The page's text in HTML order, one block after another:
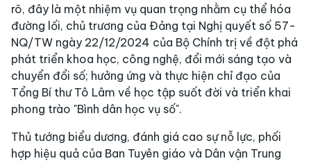
rõ, đây là một nhiệm vụ quan trọng nhằm cụ thể hóa
đường lối, chủ trương của Đảng tại Nghị quyết số 57-
NQ/TW ngày 22/12/2024 của Bộ Chính trị về đột phá
phát triển khoa học, công nghệ, đổi mới sáng tạo và
chuyển đổi số; hưởng ứng và thực hiện chỉ đạo của
Tổng Bí thư Tô Lâm về học tập suốt đời và triển khai
phong trào "Bình dân học vụ số".
Thủ tướng biểu dương, đánh giá cao sự nỗ lực, phối
hợp hiệu quả của Ban Tuyên giáo và Dân vận Trung